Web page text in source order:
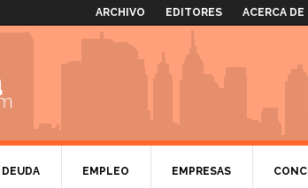
ARCHIVO EDITORES ACERCA DE
DEUDA EMPLEO EMPRESAS